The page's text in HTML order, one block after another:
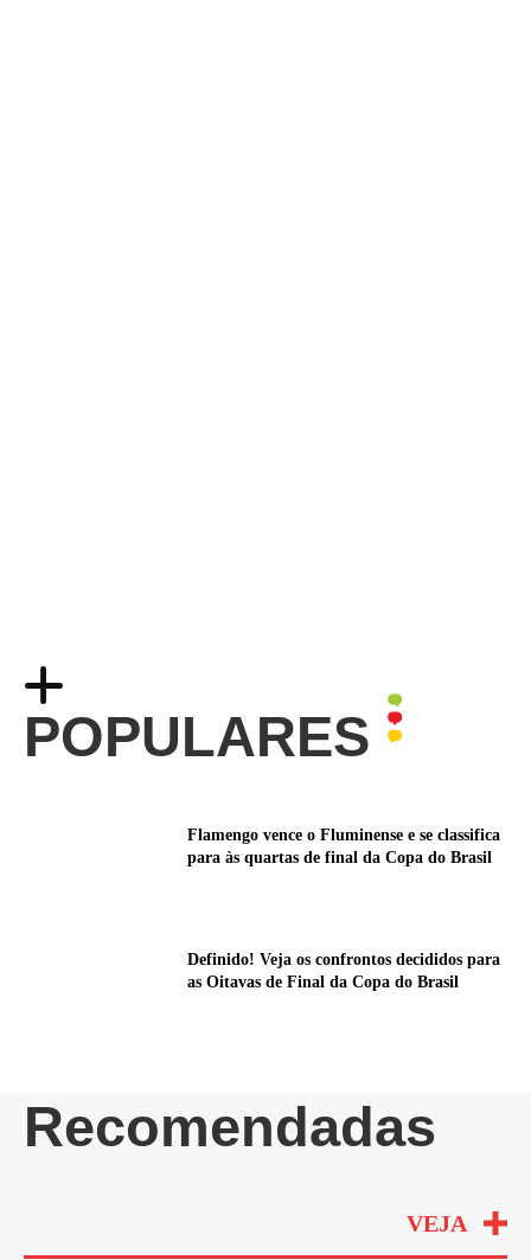
POPULARES
Flamengo vence o Fluminense e se classifica
para às quartas de final da Copa do Brasil
Definido! Veja os confrontos decididos para
as Oitavas de Final da Copa do Brasil
Recomendadas
VEJA